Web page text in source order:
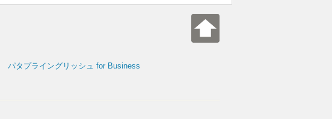
パタプライングリッシュ for Business